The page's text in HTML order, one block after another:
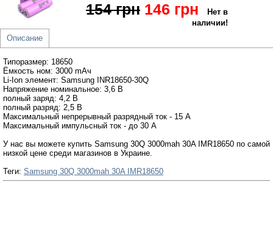
154 грн 146 грн
Нет в
наличии!
Описание
Типоразмер: 18650
Ёмкость ном: 3000 mAч
Li-Ion элемент: Samsung INR18650-30Q
Напряжение номинальное: 3,6 В
полный заряд: 4,2 В
полный разряд: 2,5 В
Максимальный непрерывный разрядный ток - 15 А
Максимальный импульсный ток - до 30 А
У нас вы можете купить Samsung 30Q 3000mah 30A IMR18650 по самой
низкой цене среди магазинов в Украине.
Теги: Samsung 30Q 3000mah 30A IMR18650